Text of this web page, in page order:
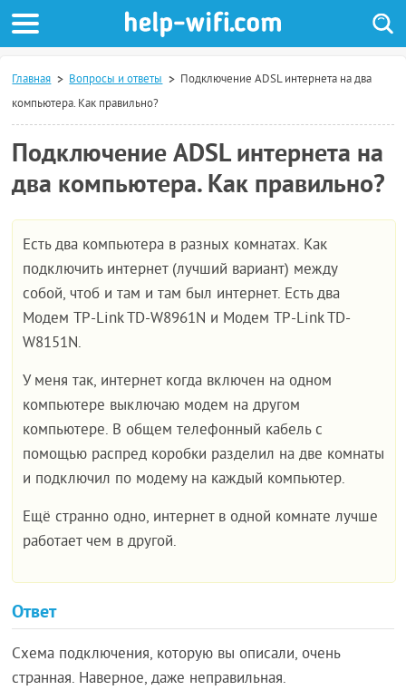
Главная Вопросы и ответы
Подключение ADSL интернета на два
компьютера. Как правильно?
Подключение ADSL интернета на
два компьютера. Как правильно?
Есть два компьютера в разных комнатах. Как
подключить интернет (лучший вариант) между
собой, чтоб и там и там был интернет. Есть два
Модем TP-Link TD-W8961N и Модем TP-Link TD-
W8151N.
У меня так, интернет когда включен на одном
компьютере выключаю модем на другом
компьютере. В общем телефонный кабель с
помощью распред коробки разделил на две комнаты
и подключил по модему на каждый компьютер.
Ещё странно одно, интернет в одной комнате лучше
работает чем в другой.
Ответ
Схема подключения, которую вы описали, очень
странная. Наверное, даже неправильная.